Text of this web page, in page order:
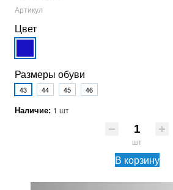
Артикул
Цвет
Размеры обуви
43 44 45 46
Наличие: 1 шт
шт
В корзину